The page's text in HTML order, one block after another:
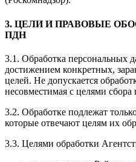
3. ЦЕЛИ И ПРАВОВЫЕ
ПДН
3.1. Обработка персональных
достижением конкретных,
целей. Не допускается
несовместимая с целями
3.2. Обработке подлежат
которые отвечают целям их
3.3. Целями обработки